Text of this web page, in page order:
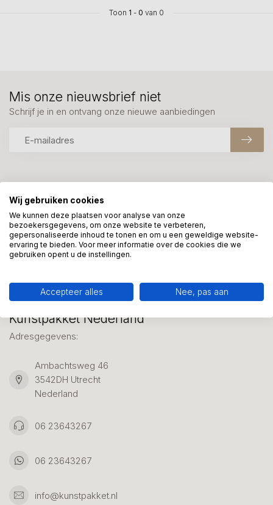
Toon 1 - 0 van 0
We helpen graag met uw keuze of geven advies, bel of app
ons 7 dagen per week: 06-23643267
Klantenservice
Mis onze nieuwsbrief niet
Schrijf je in en ontvang onze nieuwe aanbiedingen
Kunstpakket Nederland
Adresgegevens:
Ambachtsweg 46
3542DH Utrecht
Nederland
06 23643267
06 23643267
info@kunstpakket.nl
Wij gebruiken cookies
We kunnen deze plaatsen voor analyse van onze
bezoekersgegevens, om onze website te verbeteren,
gepersonaliseerde inhoud te tonen en om u een geweldige website-
ervaring te bieden. Voor meer informatie over de cookies die we
gebruiken opent u de instellingen.
Accepteer alles Nee, pas aan